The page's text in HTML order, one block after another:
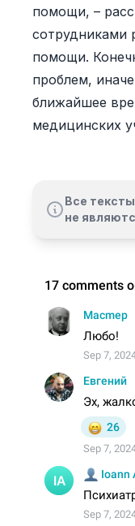
помощи, –
сотрудниками
помощи.
проблем,
ближайшее
медицинских
Все
не